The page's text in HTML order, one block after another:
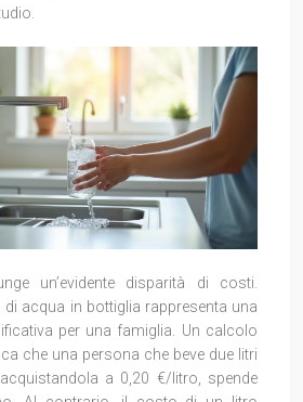
un’evidente disparità di costi.
di acqua in bottiglia rappresenta una
per una famiglia. Un calcolo
che una persona che beve due litri
a 0,20 €/litro, spende